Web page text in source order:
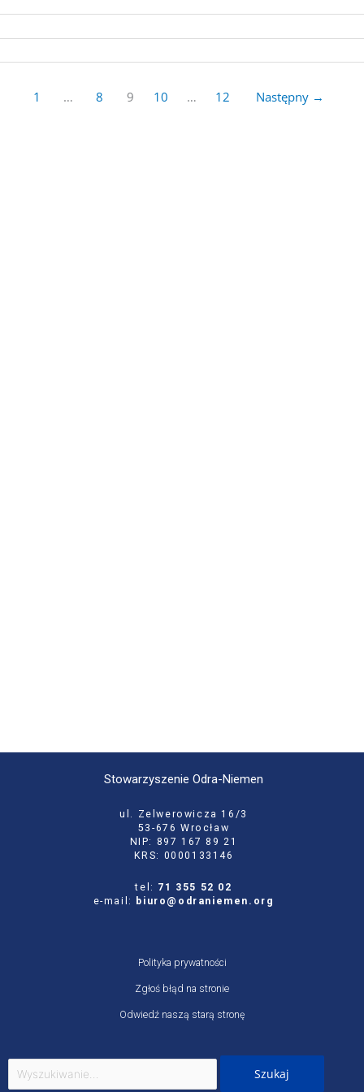
1 … 8 9 10 … 12 Następny →
Stowarzyszenie Odra-Niemen
ul. Zelwerowicza 16/3
53-676 Wrocław
NIP: 897 167 89 21
KRS: 0000133146
tel: 71 355 52 02
e-mail:
biuro@odraniemen.org
Polityka prywatności
Zgłoś błąd na stronie
Odwiedź naszą starą stronę
Szukaj
dla: